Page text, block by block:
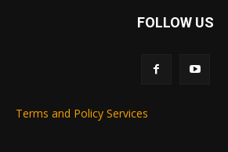
FOLLOW US
Terms and Policy Services